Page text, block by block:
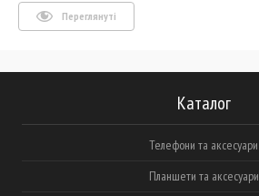
Переглянуті
Каталог
Телефони та аксесуари
Планшети та аксесуари